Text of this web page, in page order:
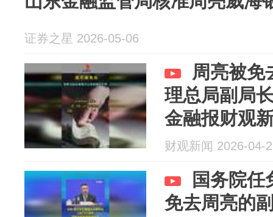
证券之星 2026-05-06
周亮被免
理总局副局
金融报财观
财观新闻 2026-04-
国务院任
免去周亮的